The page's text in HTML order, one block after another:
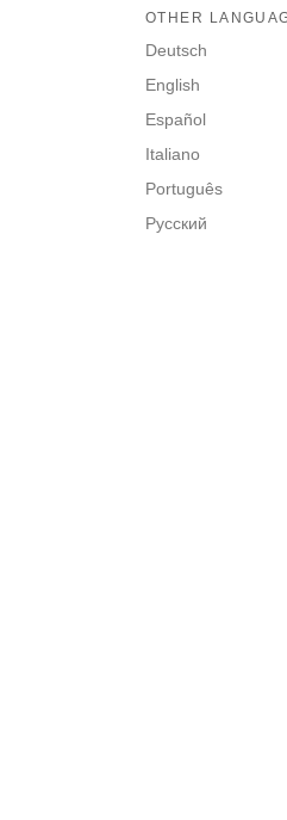
OTHER
Deutsch
English
Español
Italiano
Português
Русский